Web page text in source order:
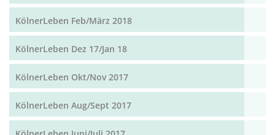
KölnerLeben Feb/März 2018
KölnerLeben Dez 17/Jan 18
KölnerLeben Okt/Nov 2017
KölnerLeben Aug/Sept 2017